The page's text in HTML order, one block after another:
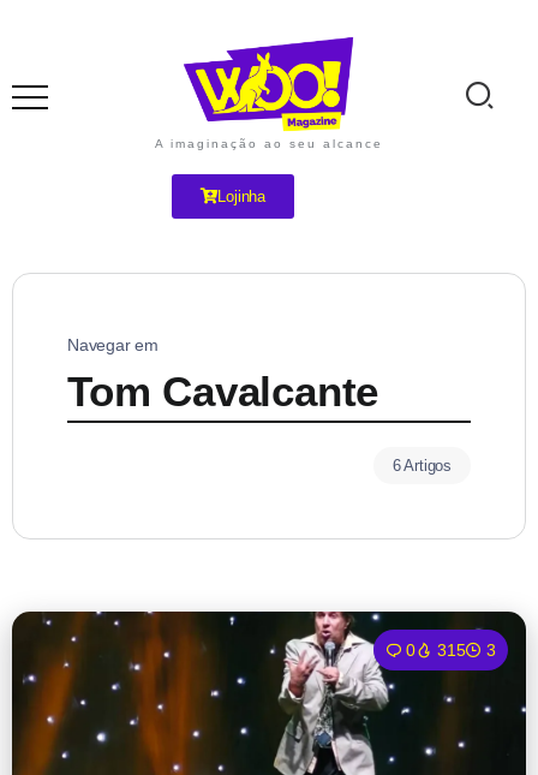
A imaginação ao seu alcance
Lojinha
Navegar em
Tom Cavalcante
6 Artigos
0 315 3